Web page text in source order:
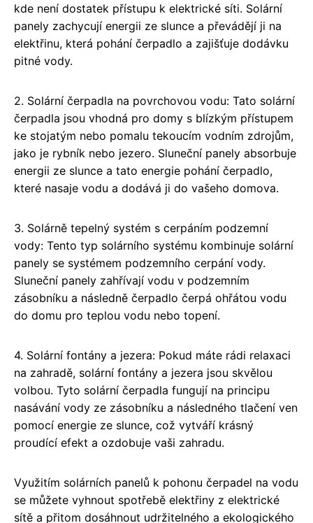
kde není dostatek přístupu k elektrické síti. Solární
panely zachycují energii ze slunce a převádějí ji na
elektřinu, která pohání čerpadlo a zajišťuje dodávku
pitné vody.
2. Solární čerpadla na povrchovou vodu: Tato solární
čerpadla jsou vhodná pro domy s blízkým přístupem
ke stojatým nebo pomalu tekoucím vodním zdrojům,
jako je rybník nebo jezero. Sluneční panely absorbuje
energii ze slunce a tato energie pohání čerpadlo,
které nasaje vodu a dodává ji do vašeho domova.
3. Solárně tepelný systém s cerpáním podzemní
vody: Tento typ solárního systému kombinuje solární
panely se systémem podzemního cerpání vody.
Sluneční panely zahřívají vodu v podzemním
zásobníku a následně čerpadlo čerpá ohřátou vodu
do domu pro teplou vodu nebo topení.
4. Solární fontány a jezera: Pokud máte rádi relaxaci
na zahradě, solární fontány a jezera jsou skvělou
volbou. Tyto solární čerpadla fungují na principu
nasávání vody ze zásobníku a následného tlačení ven
pomocí energie ze slunce, což vytváří krásný
proudící efekt a ozdobuje vaši zahradu.
Využitím solárních panelů k pohonu čerpadel na vodu
se můžete vyhnout spotřebě elektřiny z elektrické
sítě a přitom dosáhnout udržitelného a ekologického